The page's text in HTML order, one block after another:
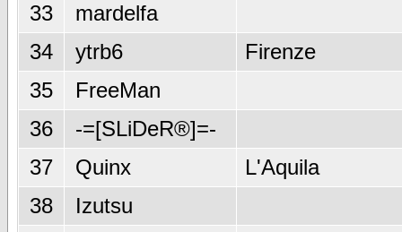
33
mardelfa
34
ytrb6
Firenze
35
FreeMan
36
-=[SLiDeR®]=-
37
Quinx
L'Aquila
38
Izutsu